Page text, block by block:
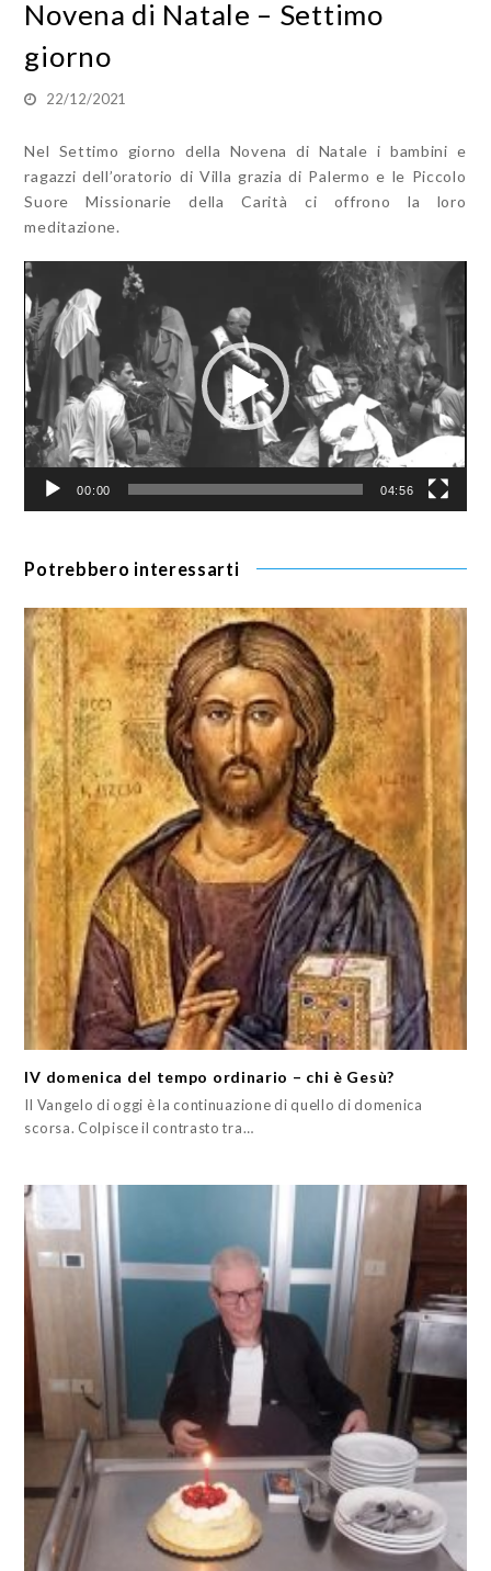
Novena di Natale – Settimo
giorno
22/12/2021
Nel Settimo giorno della Novena di Natale i bambini e
ragazzi dell’oratorio di Villa grazia di Palermo e le Piccolo
Suore Missionarie della Carità ci offrono la loro
meditazione.
Video
Player
00:00 04:56
Potrebbero interessarti
IV domenica del tempo ordinario – chi è Gesù?
Il Vangelo di oggi è la continuazione di quello di domenica
scorsa. Colpisce il contrasto tra…